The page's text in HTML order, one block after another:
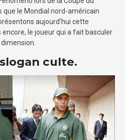
que le Mondial nord-américain
aujourd’hui cette
le joueur qui a fait basculer
culte.